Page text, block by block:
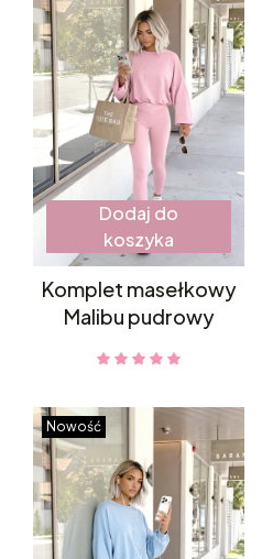
Dodaj do
koszyka
Komplet masełkowy
Malibu pudrowy
Nowość